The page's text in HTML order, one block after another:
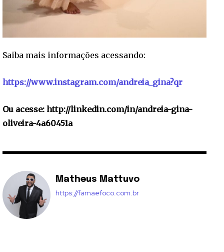
Saiba mais informações acessando:
https://www.instagram.com/andreia_gina?qr
Ou acesse: http://linkedin.com/in/andreia-gina-
oliveira-4a60451a
Matheus Mattuvo
https://famaefoco.com.br